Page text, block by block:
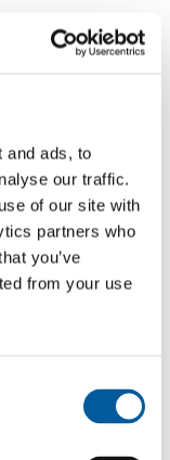
and ads, to
our traffic.
of our site with
partners who
you’ve
from your use